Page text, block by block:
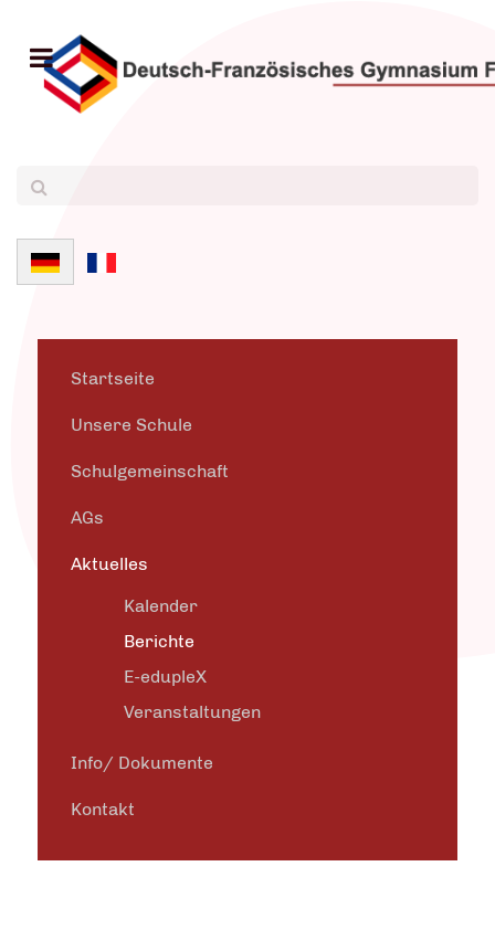
Sprache auswählen
Startseite
Unsere Schule
Schulgemeinschaft
AGs
Aktuelles
Kalender
Berichte
E-edupleX
Veranstaltungen
Info/ Dokumente
Kontakt